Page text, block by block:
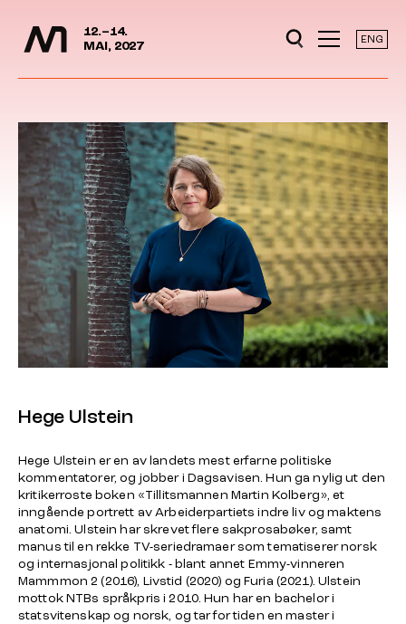
Hopp til hovedinnhold
12.–14.
MAI, 2027
ENG
Hege Ulstein
Hege Ulstein er en av landets mest erfarne politiske
kommentatorer, og jobber i Dagsavisen. Hun ga nylig ut den
kritikerroste boken «Tillitsmannen Martin Kolberg», et
inngående portrett av Arbeiderpartiets indre liv og maktens
anatomi. Ulstein har skrevet flere sakprosabøker, samt
manus til en rekke TV-seriedramaer som tematiserer norsk
og internasjonal politikk - blant annet Emmy-vinneren
Mammmon 2 (2016), Livstid (2020) og Furia (2021). Ulstein
mottok NTBs språkpris i 2010. Hun har en bachelor i
statsvitenskap og norsk, og tar for tiden en master i